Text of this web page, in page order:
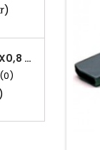
FLATSTIFT 6,3X0,8 M. NABB 1,0-2,5 MM2 100ST
(0)